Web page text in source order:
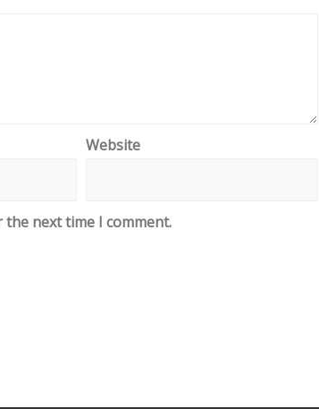
Website
the next time I comment.